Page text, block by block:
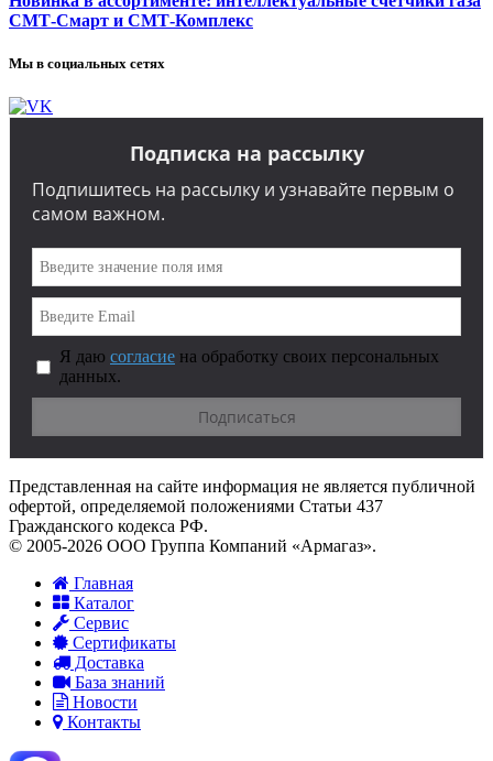
СМТ-Смарт и СМТ-Комплекс
Мы в социальных сетях
Подписка на рассылку
Подпишитесь на рассылку и узнавайте первым о
самом важном.
Я даю согласие на обработку своих персональных
данных.
Представленная на сайте информация не является публичной
офертой, определяемой положениями Статьи 437
Гражданского кодекса РФ.
© 2005-2026 ООО Группа Компаний «Армагаз».
Главная
Каталог
Сервис
Сертификаты
Доставка
База знаний
Новости
Контакты